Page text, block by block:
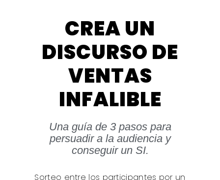
CREA UN
DISCURSO DE
VENTAS
INFALIBLE
Una guía de 3 pasos para
persuadir a la audiencia y
conseguir un SI.
Sorteo entre los participantes por un